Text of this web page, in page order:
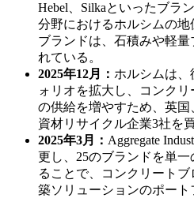
Hebel、Silkaといったブラ
分野におけるホルシムの
ブランドは、石積みや軽
れている。
2025年12月： ホルシムは、
ォリオを拡大し、コンク
の供給を増やすため、英
資材リサイクル企業3社を
2025年3月： Aggregate
更し、25のブランドを単
ることで、コンクリート
築ソリューションのポート